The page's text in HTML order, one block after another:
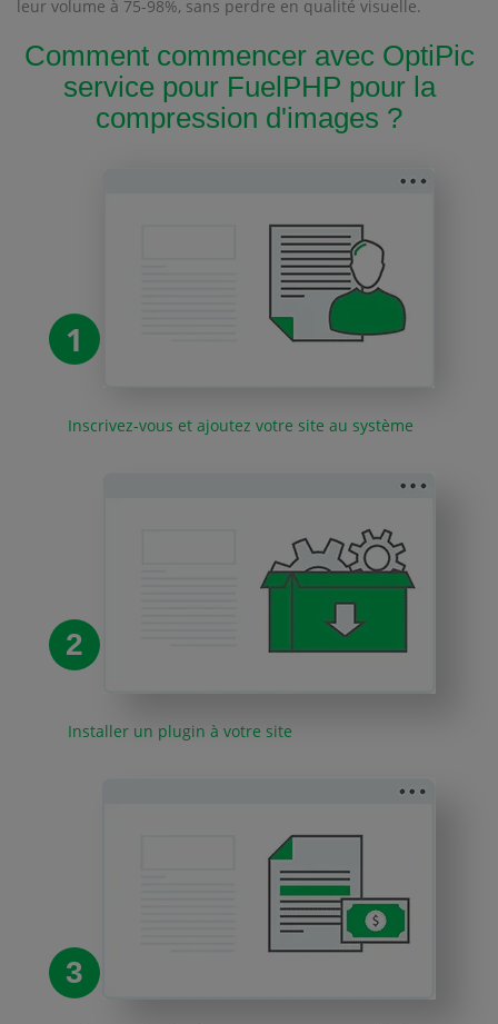
leur volume à 75-98%, sans perdre en qualité visuelle.
Comment commencer avec OptiPic
service pour FuelPHP pour la
compression d'images ?
1
Inscrivez-vous et ajoutez votre site au système
2
Installer un plugin à votre site
3